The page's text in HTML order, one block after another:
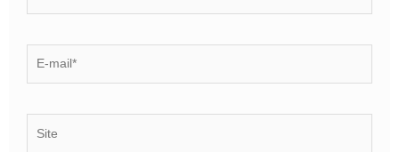
mail*